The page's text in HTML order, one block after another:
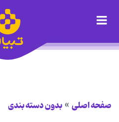
صفحه اصلی بدون دسته بندی